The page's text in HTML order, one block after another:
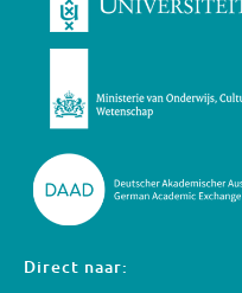
Direct naar: